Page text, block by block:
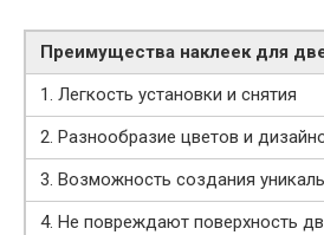
Преимущества наклеек для
1. Легкость установки и снятия
2. Разнообразие цветов и
3. Возможность создания
4. Не повреждают поверхность